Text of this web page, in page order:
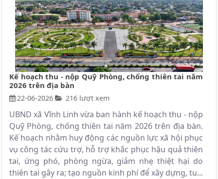
Kế hoạch thu - nộp Quỹ Phòng, chống thiên tai năm
2026 trên địa bàn
22-06-2026 216 lượt xem
UBND xã Vĩnh Linh vừa ban hành kế hoạch thu - nộp
Quỹ Phòng, chống thiên tai năm 2026 trên địa bàn.
Kế hoạch nhằm huy động các nguồn lực xã hội phục
vụ công tác cứu trợ, hỗ trợ khắc phục hậu quả thiên
tai, ứng phó, phòng ngừa, giảm nhẹ thiệt hại do
thiên tai gây ra; tạo nguồn kinh phí để xây dựng, tu...